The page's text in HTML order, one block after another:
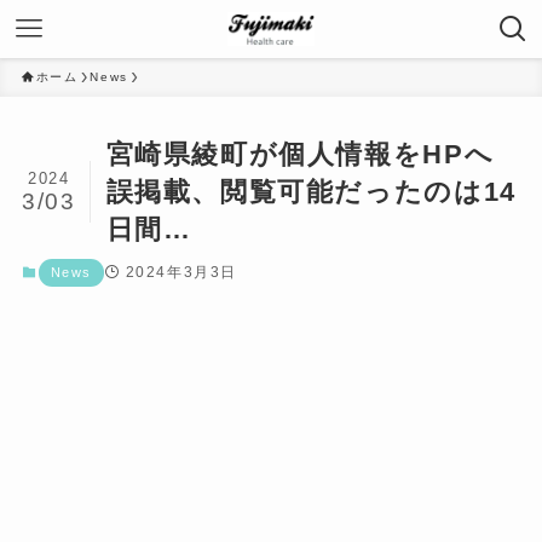
ホーム News
宮崎県綾町が個人情報をHPへ
誤掲載、閲覧可能だったのは14
日間…
2024
3/03
News 2024年3月3日